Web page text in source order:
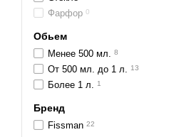
Фарфор 0
Обьем
Менее 500 мл. 8
От 500 мл. до 1 л. 13
Более 1 л. 1
Бренд
Fissman 22